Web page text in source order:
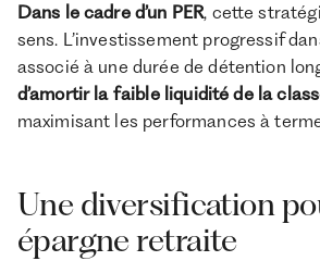
Dans le cadre d’un PER, cette
sens. L’investissement progressif
associé à une durée de détention
d’amortir la faible liquidité de la
maximisant les performances à
Une diversification
épargne retraite